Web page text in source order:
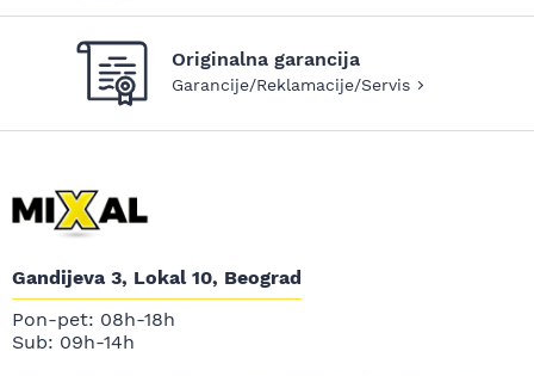
Originalna garancija
Garancije/Reklamacije/Servis
Gandijeva 3, Lokal 10, Beograd
Pon-pet: 08h-18h
Sub: 09h-14h